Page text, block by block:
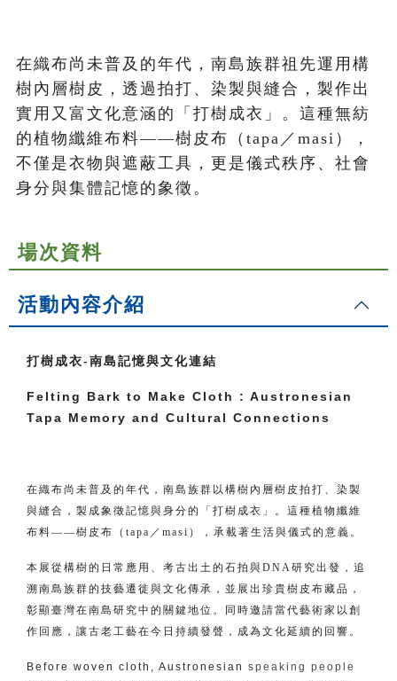
在織布尚未普及的年代，南島族群祖先運用構
樹內層樹皮，透過拍打、染製與縫合，製作出
實用又富文化意涵的「打樹成衣」。這種無紡
的植物纖維布料——樹皮布（tapa／masi），
不僅是衣物與遮蔽工具，更是儀式秩序、社會
身分與集體記憶的象徵。
場次資料
活動內容介紹
打樹成衣-南島記憶與文化連結
Felting Bark to Make Cloth : Austronesian
Tapa Memory and Cultural Connections
在織布尚未普及的年代，南島族群以構樹內層樹皮拍打、染製
與縫合，製成象徵記憶與身分的「打樹成衣」。這種植物纖維
布料——樹皮布（tapa／masi），承載著生活與儀式的意義。
本展從構樹的日常應用、考古出土的石拍與DNA研究出發，追
溯南島族群的技藝遷徙與文化傳承，並展出珍貴樹皮布藏品，
彰顯臺灣在南島研究中的關鍵地位。同時邀請當代藝術家以創
作回應，讓古老工藝在今日持續發聲，成為文化延續的回響。
Before woven cloth, Austronesian speaking people